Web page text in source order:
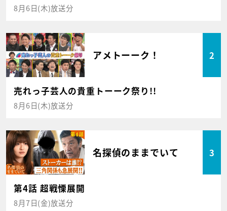
8月6日(木)放送分
アメトーーク！ 2
売れっ子芸人の貴重トーーク祭り!!
8月6日(木)放送分
名探偵のままでいて 3
第4話 超戦慄展開
8月7日(金)放送分